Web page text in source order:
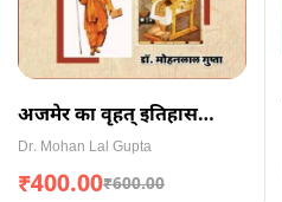
अजमेर का वृहत् इतिहास
(Paperback)
Dr. Mohan Lal Gupta
₹600.00
₹400.00